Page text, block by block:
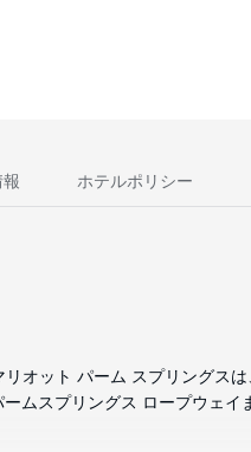
ホテルポリシー
オット パーム スプリングス
ムスプリングス ロープウェ